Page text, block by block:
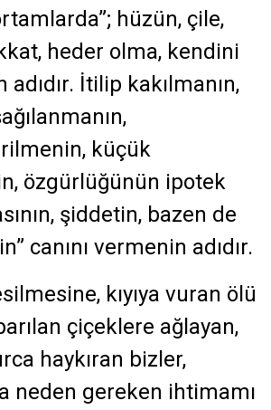
hüzün, çile,
heder olma, kendini
İtilip kakılmanın,
küçük
özgürlüğünün ipotek
şiddetin, bazen de
canını vermenin adıdır.
kıyıya vuran ölü
çiçeklere ağlayan,
haykıran bizler,
neden gereken ihtimamı